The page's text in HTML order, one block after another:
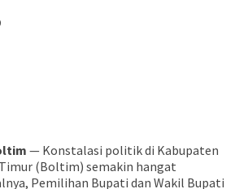
— Konstalasi politik di Kabupaten
(Boltim) semakin hangat
Pemilihan Bupati dan Wakil Bupati